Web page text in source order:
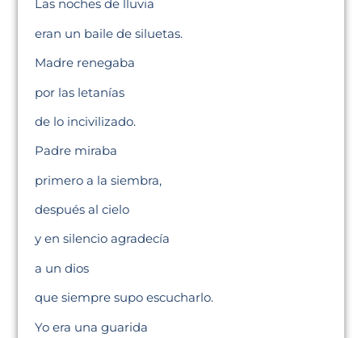
Las noches de lluvia
eran un baile de siluetas.
Madre renegaba
por las letanías
de lo incivilizado.
Padre miraba
primero a la siembra,
después al cielo
y en silencio agradecía
a un dios
que siempre supo escucharlo.
Yo era una guarida